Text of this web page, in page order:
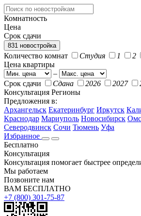
Комнатность
Цена
Срок сдачи
831 новостройка
Количество комнат Студия 1 2
Цена квартиры
–
Срок сдачи
Сдана 2026 2027
Консультация Регионы
Предложения в:
Архангельск Екатеринбург Иркутск
Краснодар Мариуполь Новосибирск
Северодвинск Сочи Тюмень Уфа
Избранное
Бесплатно
Консультация
Консультация помогает быстрее
Мы работаем
Позвоните нам
ВАМ БЕСПЛАТНО
+7 (800) 301-75-87